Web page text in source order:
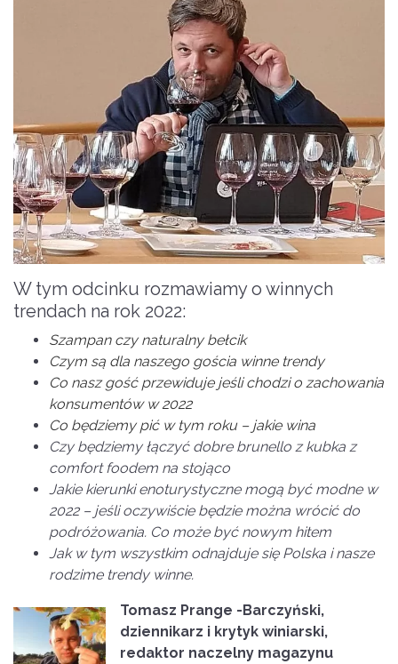
W tym odcinku rozmawiamy o winnych
trendach na rok 2022:
Szampan czy naturalny bełcik
Czym są dla naszego gościa winne trendy
Co nasz gość przewiduje jeśli chodzi o zachowania
konsumentów w 2022
Co będziemy pić w tym roku – jakie wina
Czy będziemy łączyć dobre brunello z kubka z
comfort foodem na stojąco
Jakie kierunki enoturystyczne mogą być modne w
2022 – jeśli oczywiście będzie można wrócić do
podróżowania. Co może być nowym hitem
Jak w tym wszystkim odnajduje się Polska i nasze
rodzime trendy winne.
Tomasz Prange -Barczyński,
dziennikarz i krytyk winiarski,
redaktor naczelny magazynu